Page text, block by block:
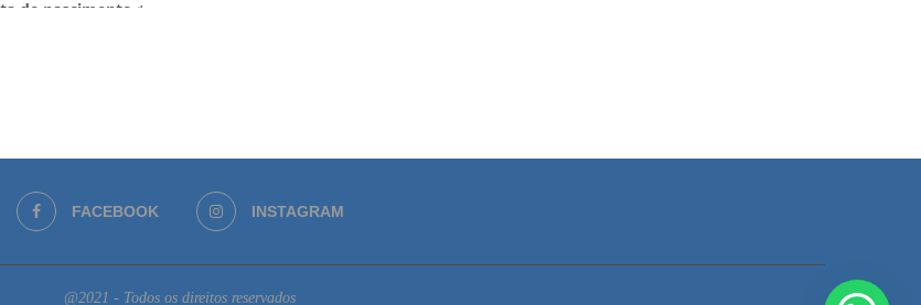
FACEBOOK INSTAGRAM
@2021 - Todos os direitos reservados